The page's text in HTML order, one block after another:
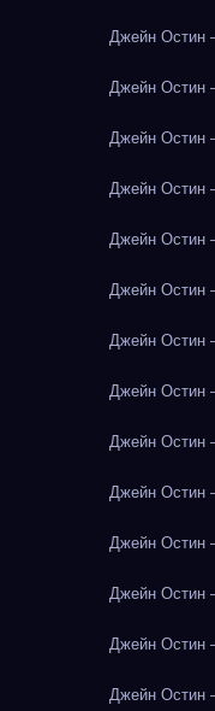
Джейн Остин
Джейн Остин
Джейн Остин
Джейн Остин
Джейн Остин
Джейн Остин
Джейн Остин
Джейн Остин
Джейн Остин
Джейн Остин
Джейн Остин
Джейн Остин
Джейн Остин
Джейн Остин